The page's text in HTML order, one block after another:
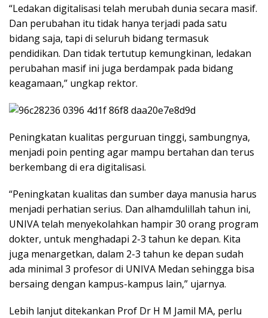
“Ledakan digitalisasi telah merubah dunia secara masif.
Dan perubahan itu tidak hanya terjadi pada satu
bidang saja, tapi di seluruh bidang termasuk
pendidikan. Dan tidak tertutup kemungkinan, ledakan
perubahan masif ini juga berdampak pada bidang
keagamaan,” ungkap rektor.
Peningkatan kualitas perguruan tinggi, sambungnya,
menjadi poin penting agar mampu bertahan dan terus
berkembang di era digitalisasi.
“Peningkatan kualitas dan sumber daya manusia harus
menjadi perhatian serius. Dan alhamdulillah tahun ini,
UNIVA telah menyekolahkan hampir 30 orang program
dokter, untuk menghadapi 2-3 tahun ke depan. Kita
juga menargetkan, dalam 2-3 tahun ke depan sudah
ada minimal 3 profesor di UNIVA Medan sehingga bisa
bersaing dengan kampus-kampus lain,” ujarnya.
Lebih lanjut ditekankan Prof Dr H M Jamil MA, perlu